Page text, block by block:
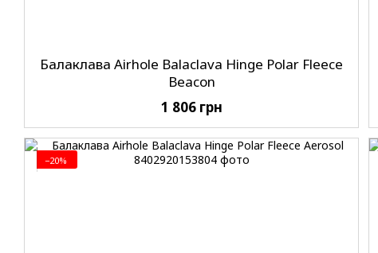
Балаклава Airhole Balaclava Hinge Polar Fleece
Beacon
1 806 грн
−20%